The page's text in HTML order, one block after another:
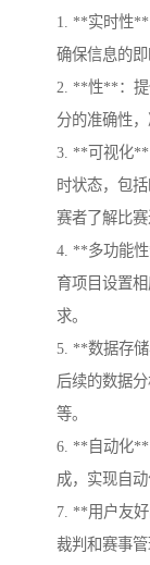
1. **实时性**
确保信息的即
2. **性**：提
分的准确性，
3. **可视化**
时状态，包
赛者了解比赛
4. **多功能
育项目设置
求。
5. **数据存
后续的数据
等。
6. **自动化**
成，实现自
7. **用户友
裁判和赛事管